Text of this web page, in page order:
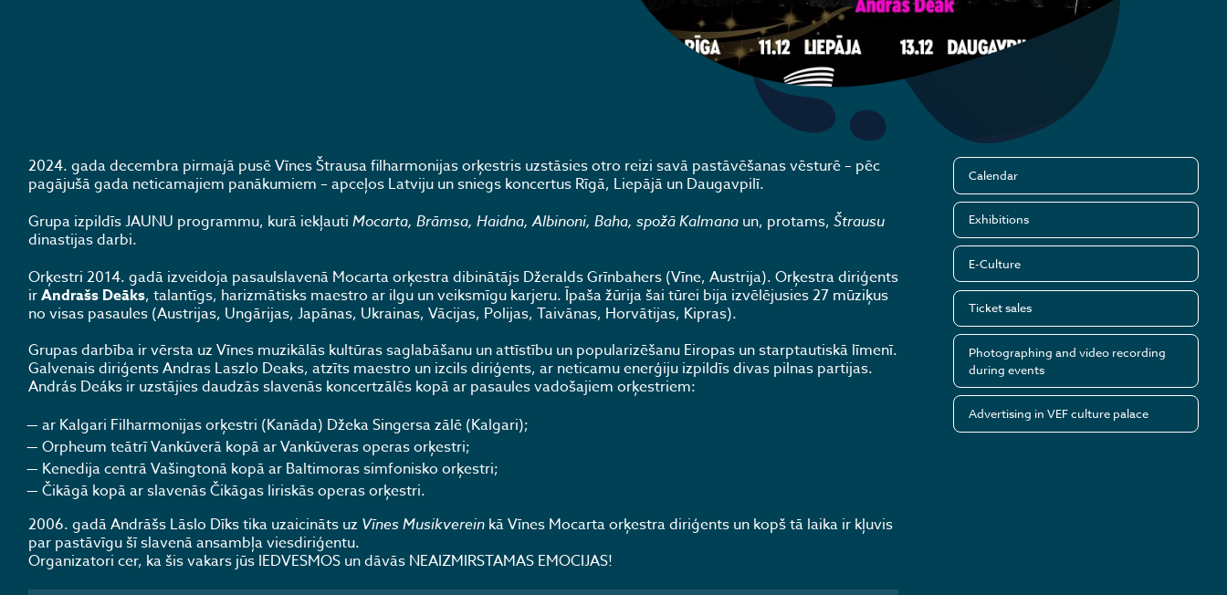
2024. gada decembra pirmajā pusē Vīnes Štrausa filharmonijas orķestris uzstāsies otro reizi savā pastāvēšanas vēsturē – pēc
pagājušā gada neticamajiem panākumiem – apceļos Latviju un sniegs koncertus Rīgā, Liepājā un Daugavpilī.
Grupa izpildīs JAUNU programmu, kurā iekļauti Mocarta, Brāmsa, Haidna, Albinoni, Baha, spožā Kalmanaun, protams, Štrausu
dinastijas darbi.
Orķestri 2014. gadā izveidoja pasaulslavenā Mocarta orķestra dibinātājs Džeralds Grīnbahers (Vīne, Austrija). Orķestra diriģents
irAndrašs Deāks, talantīgs, harizmātisks maestro ar ilgu un veiksmīgu karjeru. Īpaša žūrija šai tūrei bija izvēlējusies 27 mūziķus
no visas pasaules (Austrijas, Ungārijas, Japānas, Ukrainas, Vācijas, Polijas, Taivānas, Horvātijas, Kipras).
Grupas darbība ir vērsta uz Vīnes muzikālās kultūras saglabāšanu un attīstību un popularizēšanu Eiropas un starptautiskā līmenī.
Galvenais diriģents Andras Laszlo Deaks, atzīts maestro un izcils diriģents, ar neticamu enerģiju izpildīs divas pilnas partijas.
András Deáks ir uzstājies daudzās slavenās koncertzālēs kopā ar pasaules vadošajiem orķestriem:
ar Kalgari Filharmonijas orķestri (Kanāda) Džeka Singersa zālē (Kalgari);
Orpheum teātrī Vankūverā kopā ar Vankūveras operas orķestri;
Kenedija centrā Vašingtonā kopā ar Baltimoras simfonisko orķestri;
Čikāgā kopā ar slavenās Čikāgas liriskās operas orķestri.
2006. gadā Andrāšs Lāslo Dīks tika uzaicināts uz Vīnes Musikvereinkā Vīnes Mocarta orķestra diriģents un kopš tā laika ir kļuvis
par pastāvīgu šī slavenā ansambļa viesdiriģentu.
Organizatori cer, ka šis vakars jūs IEDVESMOS un dāvās NEAIZMIRSTAMAS EMOCIJAS!
Calendar
Exhibitions
E-Culture
Ticket sales
Photographing and video recording
during events
Advertising in VEF culture palace